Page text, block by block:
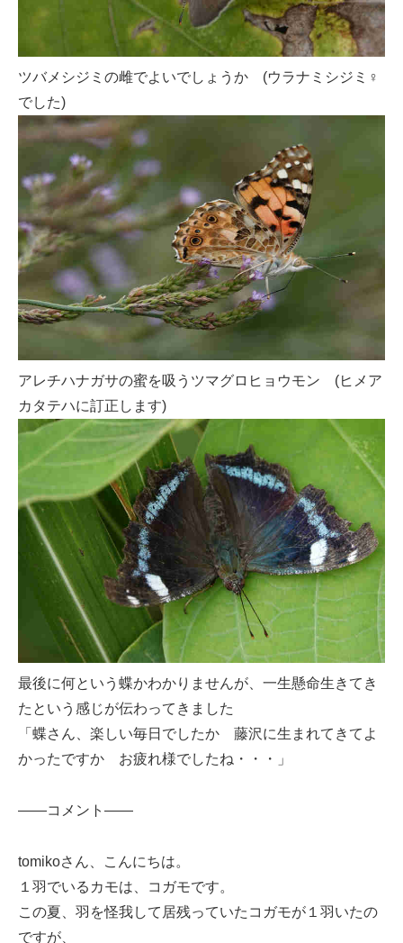
ツバメシジミの雌でよいでしょうか (ウラナミシジミ♀
でした)
アレチハナガサの蜜を吸うツマグロヒョウモン (ヒメア
カタテハに訂正します)
最後に何という蝶かわかりませんが、一生懸命生きてき
たという感じが伝わってきました
「蝶さん、楽しい毎日でしたか 藤沢に生まれてきてよ
かったですか お疲れ様でしたね・・・」
——コメント——
tomikoさん、こんにちは。
１羽でいるカモは、コガモです。
この夏、羽を怪我して居残っていたコガモが１羽いたの
ですが、